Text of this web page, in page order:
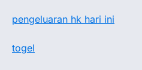
pengeluaran hk hari ini
togel